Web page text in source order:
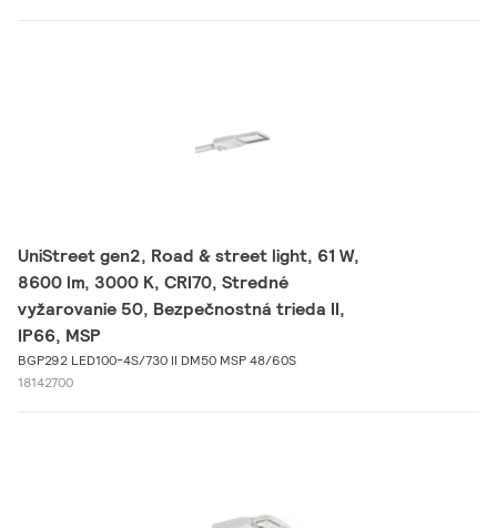
UniStreet gen2, Road & street light, 61 W,
8600 lm, 3000 K, CRI70, Stredné
vyžarovanie 50, Bezpečnostná trieda II,
IP66, MSP
BGP292 LED100-4S/730 II DM50 MSP 48/60S
18142700